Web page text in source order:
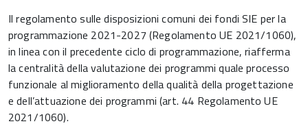
Il regolamento sulle disposizioni comuni dei fondi SIE per la
programmazione 2021-2027 (Regolamento UE 2021/1060),
in linea con il precedente ciclo di programmazione, riafferma
la centralità della valutazione dei programmi quale processo
funzionale al miglioramento della qualità della progettazione
e dell’attuazione dei programmi (art. 44 Regolamento UE
2021/1060).